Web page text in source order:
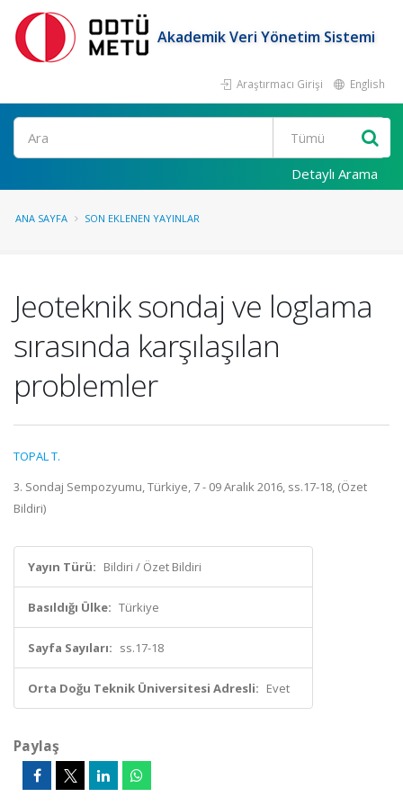
Akademik Veri Yönetim Sistemi
Araştırmacı Girişi English
Ara
Detaylı Arama
ANA SAYFA SON EKLENEN YAYINLAR
Jeoteknik sondaj ve loglama
sırasında karşılaşılan
problemler
TOPAL T.
3. Sondaj Sempozyumu, Türkiye, 7 - 09 Aralık 2016, ss.17-18, (Özet
Bildiri)
Yayın Türü: Bildiri / Özet Bildiri
Basıldığı Ülke: Türkiye
Sayfa Sayıları: ss.17-18
Orta Doğu Teknik Üniversitesi Adresli: Evet
Paylaş